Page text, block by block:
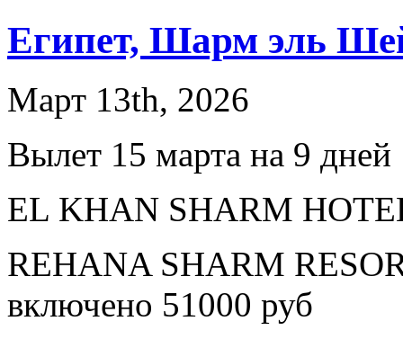
Египет, Шарм эль
Март 13th, 2026
Вылет 15 марта на 9 дней
EL KHAN SHARM
REHANA SHARM
включено 51000 руб